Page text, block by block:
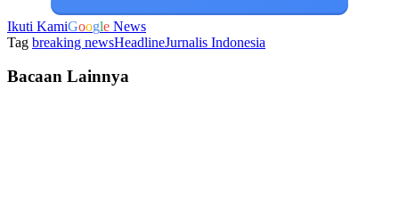
Ikuti KamiGoogle News
Tag breaking newsHeadlineJurnalis Indonesia
Bacaan Lainnya